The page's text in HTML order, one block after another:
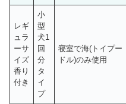
レギ
ュラ
ーサ
イズ
香り
付き
小
型
犬1
回
分
タ
イ
プ
寝室で海(トイプー
ドル)のみ使用